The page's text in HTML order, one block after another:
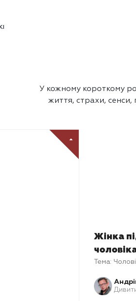
У кожному короткому
життя, страхи,
Жінка
Тема: